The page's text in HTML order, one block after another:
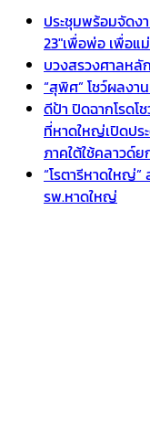
ประชุมพร้อมจัดง
23″เพื่อพ่อ เพื่อ
บวงสรวงศาลหลั
“สุพิศ” โชว์ผลงา
ดีป้า ปิดฉากโรดโ
ที่หาดใหญ่เปิดปร
ภาคใต้ใช้คลาวด์ย
“โรตารีหาดใหญ่
รพ.หาดใหญ่